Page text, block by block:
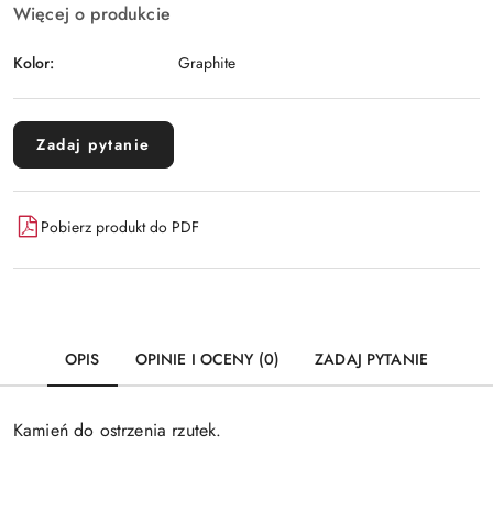
Więcej o produkcie
Kolor: Graphite
Zadaj pytanie
Pobierz produkt do PDF
OPIS OPINIE I OCENY (0) ZADAJ PYTANIE
Kamień do ostrzenia rzutek.